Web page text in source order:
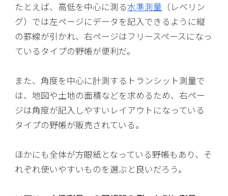
たとえば、高低を中心に測る水準測量 （レベリン
グ）では左ページにデータを記入できるように縦
の罫線が引かれ、右ページはフリースペースになっ
ているタイプの野帳が便利だ。
また、角度を中心に計測するトランシット測量で
は、地図や土地の面積などを求めるため、右ペー
ジは角度が記入しやすいレイアウトになっている
タイプの野帳が販売されている。
ほかにも全体が方眼紙となっている野帳もあり、そ
れぞれ使いやすいものを選ぶと良いだろう。